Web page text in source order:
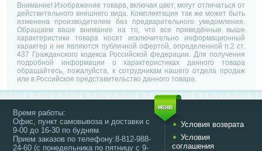
Внимание! Изображение товара, включая цвет, могут отличаться от
действительного внешнего вида. Комплектация так же может быть
изменена производителем без предварительного уведомления.
Обращаем ваше внимание на то, что все приведённые выше
характеристики товара носят исключительно информационный
характер и не являются публичной офертой, определенной п.2 ст.
437 Гражданского кодекса Российской федерации. Для получения
подробной информации о характеристиках данного товара
обращайтесь, пожалуйста, к сотрудникам нашего отдела продаж
или в Российское представительство данного товара.
Время работы:
Офис, пункт самовывоза и доставки с
9-00 до 16-30 по будням.
Прием заказов по телефону:8-812-988-
24-60 (с понедельника по пятницу с 9-
Условия возврата
Условия
соглашения